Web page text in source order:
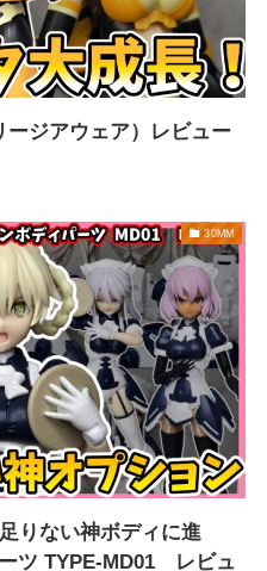
ージアウェア）レビュー
30MM
りない神ボディに進
ツ TYPE-MD01 レビュ